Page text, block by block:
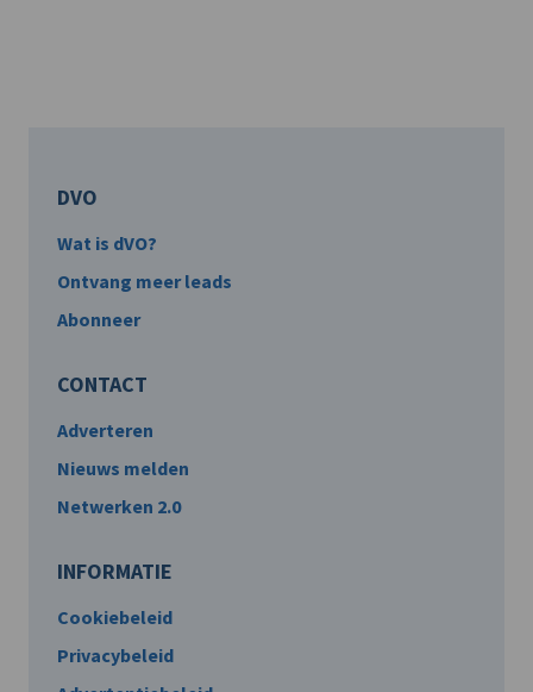
DVO
Wat is dVO?
Ontvang meer leads
Abonneer
CONTACT
Adverteren
Nieuws melden
Netwerken 2.0
INFORMATIE
Cookiebeleid
Privacybeleid